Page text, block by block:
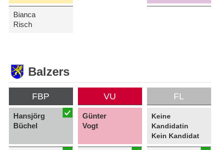
Bianca
Risch
Balzers
FBP
Hansjörg
Büchel
VU
Günter
Vogt
FL
Keine
Kandidatin
Kein Kandidat